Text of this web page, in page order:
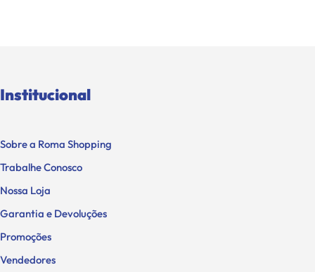
Institucional
Sobre a Roma Shopping
Trabalhe Conosco
Nossa Loja
Garantia e Devoluções
Promoções
Vendedores